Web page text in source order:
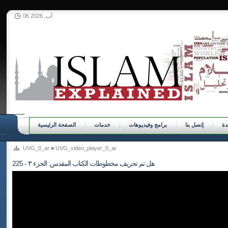
06 آب, 2026
الصفحة الرئيسية خدمات برامج وفيديوهات إتصل بنا
UVG_0_ar » UVG_video_player_0_ar
225 - هل تم تحريف مخطوطات الكتاب المقدس: الجزء ٣